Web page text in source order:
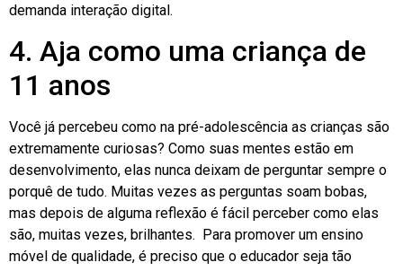
demanda interação digital.
4. Aja como uma criança de
11 anos
Você já percebeu como na pré-adolescência as crianças são
extremamente curiosas? Como suas mentes estão em
desenvolvimento, elas nunca deixam de perguntar sempre o
porquê de tudo. Muitas vezes as perguntas soam bobas,
mas depois de alguma reflexão é fácil perceber como elas
são, muitas vezes, brilhantes. Para promover um ensino
móvel de qualidade, é preciso que o educador seja tão